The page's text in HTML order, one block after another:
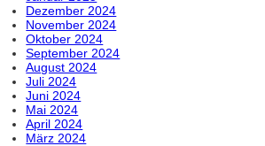
Dezember 2024
November 2024
Oktober 2024
September 2024
August 2024
Juli 2024
Juni 2024
Mai 2024
April 2024
März 2024